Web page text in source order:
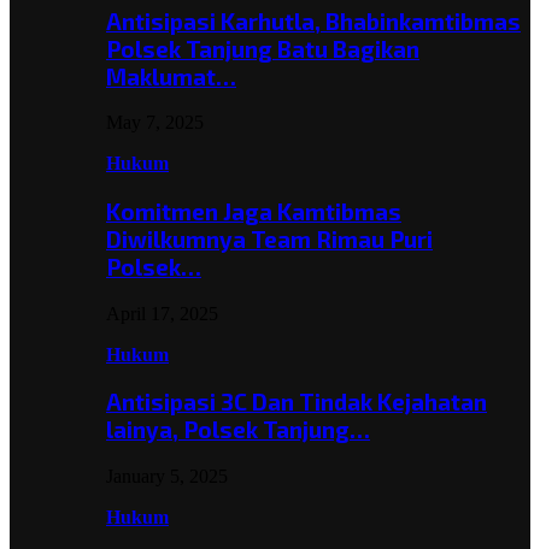
Antisipasi Karhutla, Bhabinkamtibmas
Polsek Tanjung Batu Bagikan
Maklumat…
Hukum
Komitmen Jaga Kamtibmas
Diwilkumnya Team Rimau Puri
Polsek…
Hukum
Antisipasi 3C Dan Tindak Kejahatan
lainya, Polsek Tanjung…
Hukum